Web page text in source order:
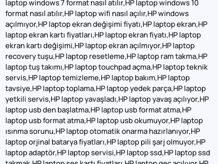
laptop windows 7 format nasıl atılır,HP laptop windows 10
format nasıl atılır,HP laptop wifi nasıl açılır,HP windows
açılmıyor,HP laptop ekran değişimi fiyatı,HP laptop ekran,HP
laptop ekran kartı fiyatları,HP laptop ekran fiyatı,HP laptop
ekran kartı değişimi,HP laptop ekran açılmıyor,HP laptop
recovery tuşu,HP laptop resetleme,HP laptop ram takma,HP
laptop tuş takımı,HP laptop touchpad açma,HP laptop teknik
servis,HP laptop temizleme,HP laptop bakım,HP laptop
tavsiye,HP laptop toplama,HP laptop yedek parça,HP laptop
yetkili servis,HP laptop yavaşladı,HP laptop yavaş açılıyor,HP
laptop usb den başlatma,HP laptop usb format atma,HP
laptop usb format atma,HP laptop usb okumuyor,HP laptop
ısınma sorunu,HP laptop otomatik onarma hazırlanıyor,HP
laptop orjinal batarya fiyatları,HP laptop pili şarj olmuyor,HP
laptop adaptör,HP laptop servisi,HP laptop ssd,HP laptop ssd